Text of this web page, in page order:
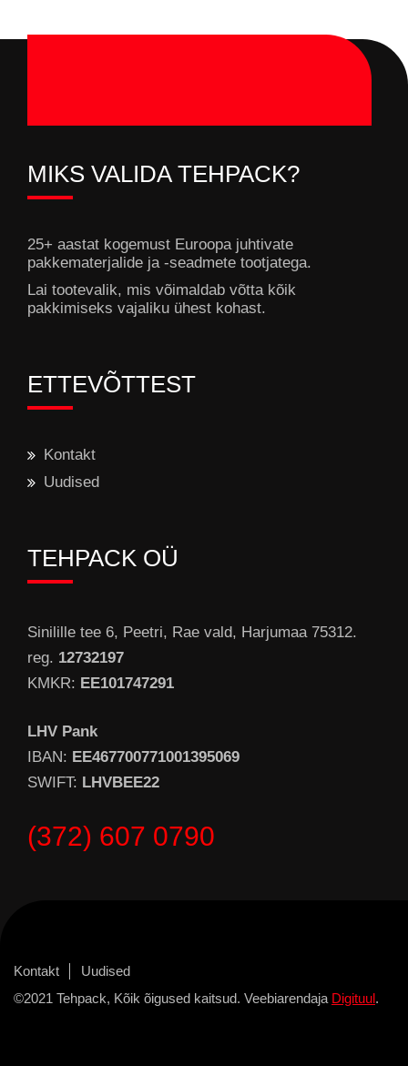
MIKS VALIDA TEHPACK?
25+ aastat kogemust Euroopa juhtivate
pakkematerjalide ja -seadmete tootjatega.
Lai tootevalik, mis võimaldab võtta kõik
pakkimiseks vajaliku ühest kohast.
ETTEVÕTTEST
Kontakt
Uudised
TEHPACK OÜ
Sinilille tee 6, Peetri, Rae vald, Harjumaa 75312.
reg. 12732197
KMKR: EE101747291
LHV Pank
IBAN: EE467700771001395069
SWIFT: LHVBEE22
(372) 607 0790
Kontakt
Uudised
©2021 Tehpack, Kõik õigused kaitsud. Veebiarendaja Digituul.